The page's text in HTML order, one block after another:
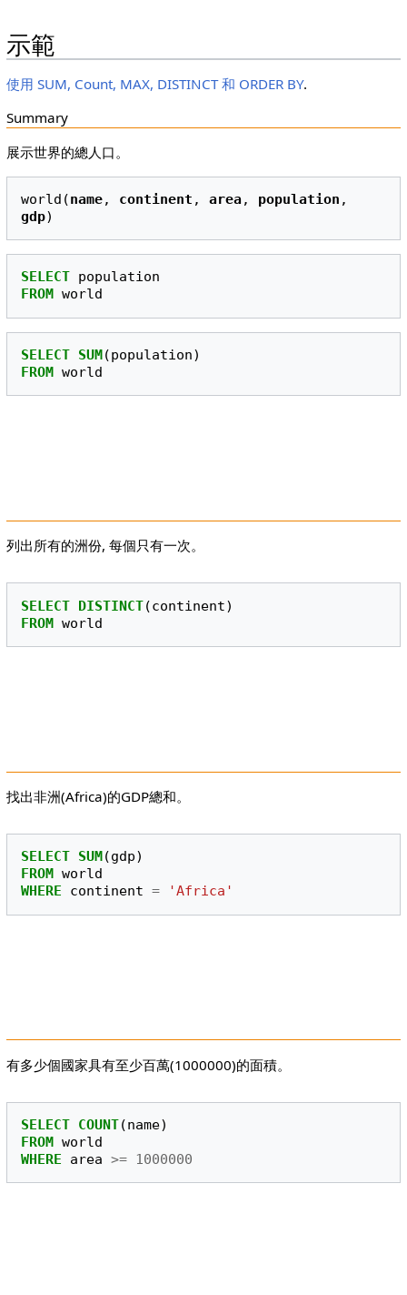
示範
使用 SUM, Count, MAX, DISTINCT 和 ORDER BY.
Summary
展示世界的總人口。
world(name, continent , area, population
gdp
SELECT population
FROM
world
SELECT SUM(population)
FROM world
列出所有的洲份, 每個只有一次。
SELECT DISTINCT(continent)
FROM world
找出非洲(Africa)的GDP總和。
SELECT SUM (gdp)
FROM
world
WHERE
continent = 'Africa'
有多少個國家具有至少百萬(1000000)的面積。
SELECT COUNT(name)
FROM world
WHERE
area >= 1000000